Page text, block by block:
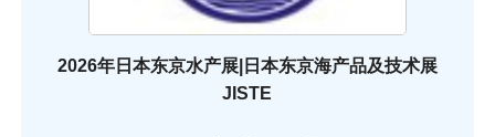
2026年日本东京水产展|日本东京海产品及技术展
JISTE